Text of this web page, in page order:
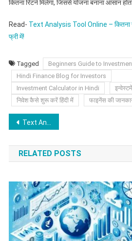
कितना रिटर्न मिलेगा, जिससे योजना बनाना आसान
Read- Text Analysis Tool Online –
फ्री में!
Tagged
Beginners Guide to
Hindi Finance Blog for Investors
Investment Calculator in Hindi
निवेश कैसे शुरू करें हिंदी में
फाइनेंस की
Post
navigation
Text Analysis Tool Online – कितना सटीक है आपका कंटेंट? अभी जांचें फ्री में!
RELATED POSTS